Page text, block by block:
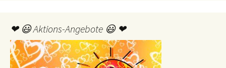
❤ 😃 Aktions-Angebote 😃 ❤